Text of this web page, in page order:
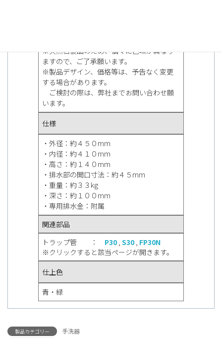
※天然石製品のため、個々に色味が異なり
ますので、ご了承願います。
※製品デザイン、価格等は、予告なく変更
する場合があります。
ご検討の際は、弊社までお問い合わせ願
います。
仕様
・外径：約４５０mm
・内径：約４１０mm
・高さ：約１４０mm
・排水部の開口寸法：約４５mm
・重量：約３３kg
・深さ：約１００mm
・専用排水金：附属
関連部品
トラップ管 ： P30 S30 FP30N
※クリックすると該当ページが開きます。
仕上色
青・緑
製品カテゴリー 手洗器